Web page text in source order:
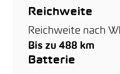
Reichweite
Reichweite nach
Bis zu 488 km
Batterie